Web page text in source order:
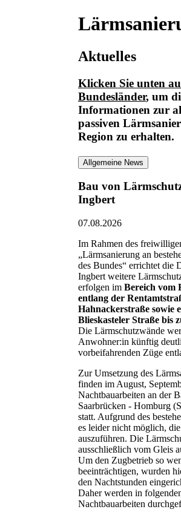
Aktuelles
Klicken Sie unten
Bundesländer, um
Informationen zur
passiven
Region zu erhalten.
Allgemeine News
Bau von
Ingbert
07.08.2026
Im Rahmen des
„Lärmsanierung an
des Bundes“ errichtet die
Ingbert weitere
erfolgen imBereich vom
entlang der
Hahnackerstraße sowie
Blieskasteler Straße bis
Die Lärmschutzwände
Anwohner:in künftig
vorbeifahrenden Züge
Zur Umsetzung des
finden im August,
Nachtbauarbeiten an der
Saarbrücken - Homburg
statt. Aufgrund des
es leider nicht möglich,
auszuführen. Die
ausschließlich vom Gleis
Um den Zugbetrieb so
beeinträchtigen, wurden
den Nachtstunden
Daher werden in
Nachtbauarbeiten